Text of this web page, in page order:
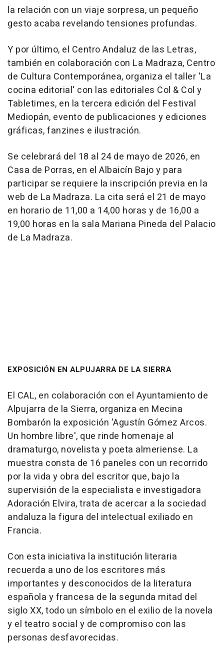
la relación con un viaje sorpresa, un pequeño
gesto acaba revelando tensiones profundas.
Y por último, el Centro Andaluz de las Letras,
también en colaboración con La Madraza, Centro
de Cultura Contemporánea, organiza el taller 'La
cocina editorial' con las editoriales Col & Col y
Tabletimes, en la tercera edición del Festival
Mediopán, evento de publicaciones y ediciones
gráficas, fanzines e ilustración.
Se celebrará del 18 al 24 de mayo de 2026, en
Casa de Porras, en el Albaicín Bajo y para
participar se requiere la inscripción previa en la
web de La Madraza. La cita será el 21 de mayo
en horario de 11,00 a 14,00 horas y de 16,00 a
19,00 horas en la sala Mariana Pineda del Palacio
de La Madraza.
EXPOSICIÓN EN ALPUJARRA DE LA SIERRA
El CAL, en colaboración con el Ayuntamiento de
Alpujarra de la Sierra, organiza en Mecina
Bombarón la exposición 'Agustín Gómez Arcos.
Un hombre libre', que rinde homenaje al
dramaturgo, novelista y poeta almeriense. La
muestra consta de 16 paneles con un recorrido
por la vida y obra del escritor que, bajo la
supervisión de la especialista e investigadora
Adoración Elvira, trata de acercar a la sociedad
andaluza la figura del intelectual exiliado en
Francia.
Con esta iniciativa la institución literaria
recuerda a uno de los escritores más
importantes y desconocidos de la literatura
española y francesa de la segunda mitad del
siglo XX, todo un símbolo en el exilio de la novela
y el teatro social y de compromiso con las
personas desfavorecidas.